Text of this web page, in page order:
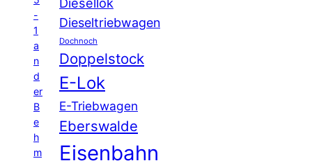
-
1
a
n
d
er
B
e
h
m
Dieseltriebwagen
Dochnoch
Doppelstock
E-Lok
E-Triebwagen
Eberswalde
Eisenbahn